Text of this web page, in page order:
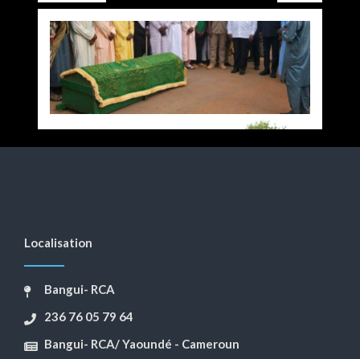
Localisation
Bangui- RCA
236 76 05 79 64
Bangui- RCA/ Yaoundé - Cameroun